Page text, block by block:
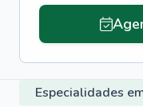
Especialidades